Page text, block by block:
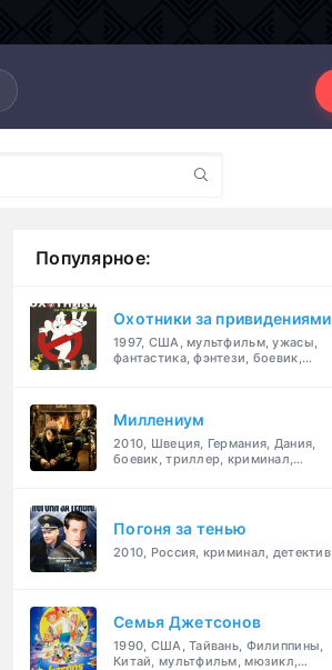
Популярное:
Охотники за привидениями
1997, США, мультфильм, ужасы,
фантастика, фэнтези, боевик,
Миллениум
2010, Швеция, Германия, Дания,
боевик, триллер, криминал,
Погоня за тенью
2010, Россия, криминал, детектив
Семья Джетсонов
1990, США, Тайвань, Филиппины,
Китай, мультфильм, мюзикл,